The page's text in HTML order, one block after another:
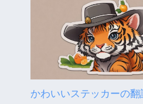
かわいいステッカーの